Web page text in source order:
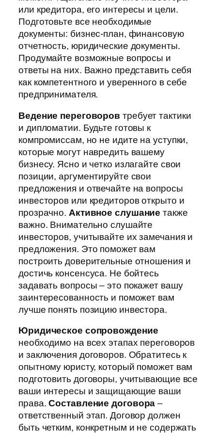
или кредитора, его интересы и цели.
Подготовьте все необходимые
документы: бизнес-план, финансовую
отчетность, юридические документы.
Продумайте возможные вопросы и
ответы на них. Важно представить себя
как компетентного и уверенного в себе
предпринимателя.
Ведение переговоров требует тактики
и дипломатии. Будьте готовы к
компромиссам, но не идите на уступки,
которые могут навредить вашему
бизнесу. Ясно и четко излагайте свои
позиции, аргументируйте свои
предложения и отвечайте на вопросы
инвесторов или кредиторов открыто и
прозрачно. Активное слушание также
важно. Внимательно слушайте
инвесторов, учитывайте их замечания и
предложения. Это поможет вам
построить доверительные отношения и
достичь консенсуса. Не бойтесь
задавать вопросы – это покажет вашу
заинтересованность и поможет вам
лучше понять позицию инвестора.
Юридическое сопровождение
необходимо на всех этапах переговоров
и заключения договоров. Обратитесь к
опытному юристу, который поможет вам
подготовить договоры, учитывающие все
ваши интересы и защищающие ваши
права.Составление договора –
ответственный этап. Договор должен
быть четким, конкретным и не содержать